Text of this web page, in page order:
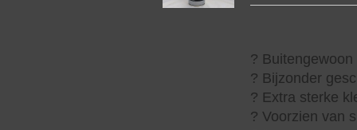
?
? Bijzonder
? Extra sterke
? Voorzien van